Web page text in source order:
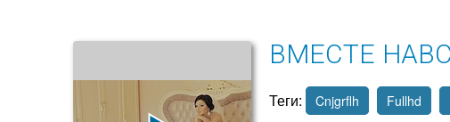
ВМЕСТЕ
Теги: Cnjgrflh Fullhd